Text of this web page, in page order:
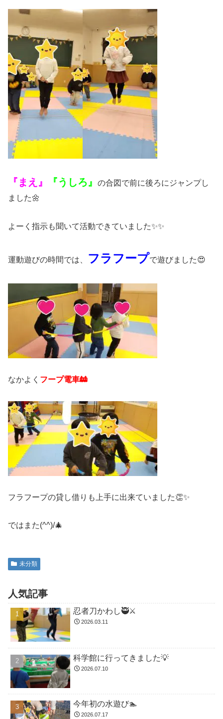
『まえ』 『うしろ』
の合図で前に後ろにジャンプし
ました🌼
よーく指示も聞いて活動できていました✨✨
運動遊びの時間では、 フラフープで遊びました😍
なかよく フープ電車🚋
フラフープの貸し借りも上手に出来ていました👏✨
ではまた(^^)/🎄
未分類
人気記事
忍者刀かわし🥷⚔️
2026.03.11
科学館に行ってきました💡
2026.07.10
今年初の水遊び🏊
2026.07.17